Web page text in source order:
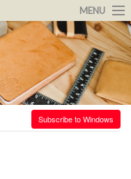
MENU
Subscribe to Windows